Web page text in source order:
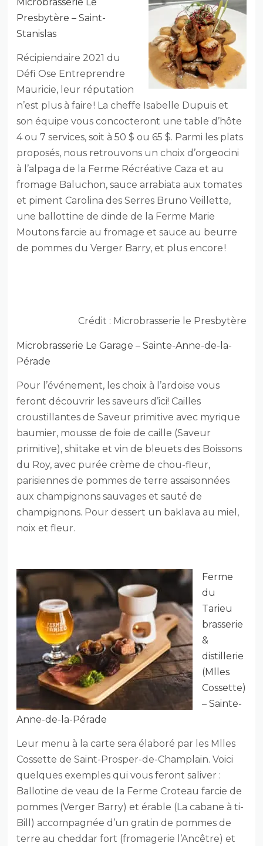
Presbytère – Saint-
Stanislas
Récipiendaire 2021 du
Défi Ose Entreprendre
Mauricie, leur réputation
n’est plus à faire ! La cheffe Isabelle Dupuis et
son équipe vous concocteront une table d’hôte
4 ou 7 services, soit à 50 $ ou 65 $. Parmi les plats
proposés, nous retrouvons un choix d’orgeocini
à l’alpaga de la Ferme Récréative Caza et au
fromage Baluchon, sauce arrabiata aux tomates
et piment Carolina des Serres Bruno Veillette,
une ballottine de dinde de la Ferme Marie
Moutons farcie au fromage et sauce au beurre
de pommes du Verger Barry, et plus encore !
Crédit : Microbrasserie le Presbytère
Microbrasserie Le Garage – Sainte-Anne-de-la-
Pérade
Pour l’événement, les choix à l’ardoise vous
feront découvrir les saveurs d’ici! Cailles
croustillantes de Saveur primitive avec myrique
baumier, mousse de foie de caille (Saveur
primitive), shiitake et vin de bleuets des Boissons
du Roy, avec purée crème de chou-fleur,
parisiennes de pommes de terre assaisonnées
aux champignons sauvages et sauté de
champignons. Pour dessert un baklava au miel,
noix et fleur.
Ferme
du
Tarieu
brasserie
&
distillerie
(Mlles
Cossette)
– Sainte-
Anne-de-la-Pérade
Leur menu à la carte sera élaboré par les Mlles
Cossette de Saint-Prosper-de-Champlain. Voici
quelques exemples qui vous feront saliver :
Ballotine de veau de la Ferme Croteau farcie de
pommes (Verger Barry) et érable (La cabane à ti-
Bill) accompagnée d’un gratin de pommes de
terre au cheddar fort (fromagerie l’Ancêtre) et